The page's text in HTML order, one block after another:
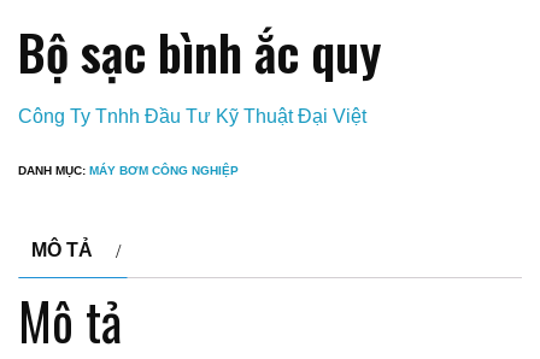
Bộ sạc bình ắc quy
Công Ty Tnhh Đầu Tư Kỹ Thuật Đại Việt
DANH MỤC: MÁY BƠM CÔNG NGHIỆP
MÔ TẢ
Mô tả